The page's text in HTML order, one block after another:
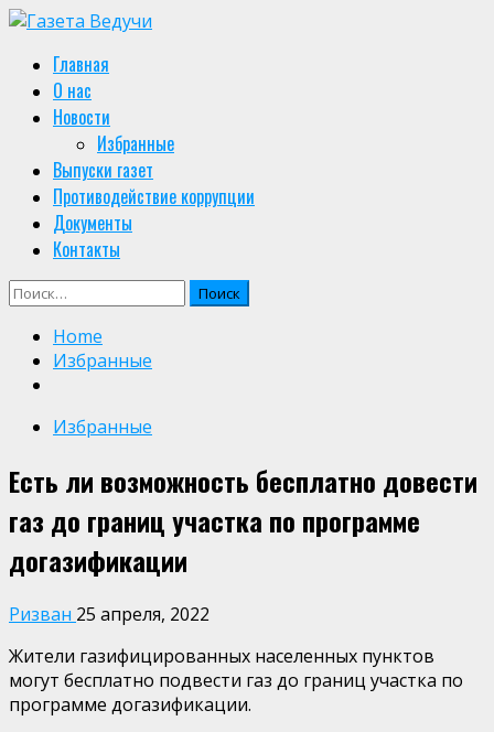
Skip
content
Primary
Menu
Главная
О нас
Новости
Избранные
Выпуски газет
Противодействие коррупции
Документы
Контакты
Найти:
Home
Избранные
Избранные
Есть ли возможность бесплатно довести
газ до границ участка по программе
догазификации
Ризван 25 апреля, 2022
Жители газифицированных населенных пунктов
могут бесплатно подвести газ до границ участка по
программе догазификации.